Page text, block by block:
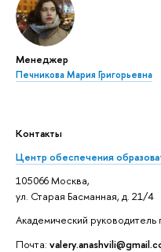
Менеджер
Печникова Мария Григорьевна
Контакты
Центр обеспечения
105066 Москва,
ул. Старая Басманная, д. 21/4
Академический руководитель
Почта: